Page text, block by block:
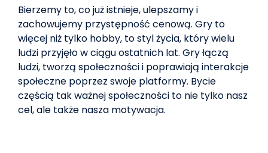
Bierzemy to, co już istnieje, ulepszamy i
zachowujemy przystępność cenową. Gry to
więcej niż tylko hobby, to styl życia, który wielu
ludzi przyjęło w ciągu ostatnich lat. Gry łączą
ludzi, tworzą społeczności i poprawiają interakcje
społeczne poprzez swoje platformy. Bycie
częścią tak ważnej społeczności to nie tylko nasz
cel, ale także nasza motywacja.